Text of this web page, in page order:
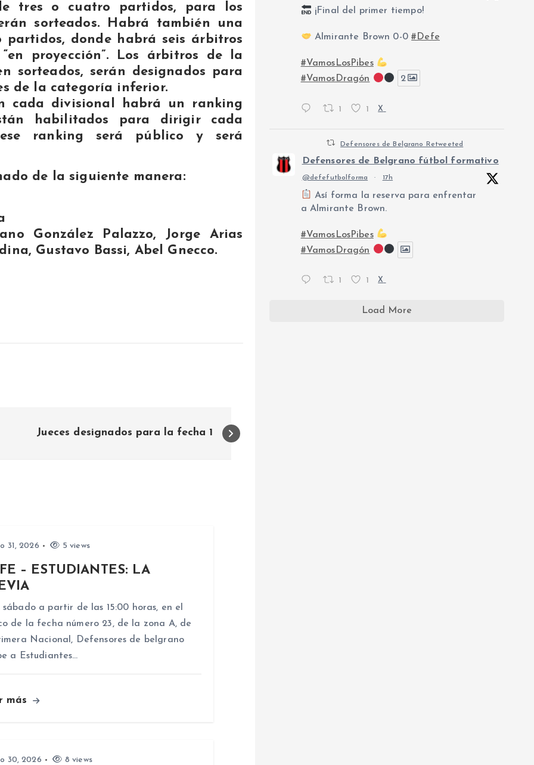
tres o cuatro partidos, para los
sorteados. Habrá también una
donde habrá seis árbitros
proyección”. Los árbitros de la
sorteados, serán designados para
de la categoría inferior.
cada divisional habrá un ranking
habilitados para dirigir cada
ranking será público y será
de la siguiente manera:
González Palazzo, Jorge Arias
Gustavo Bassi, Abel Gnecco.
Jueces designados para la fecha 1
31, 2026 5 views
– ESTUDIANTES: LA
sábado a partir de las 15:00 horas, en el
de la fecha número 23, de la zona A, de
Nacional, Defensores de belgrano
a Estudiantes…
más
30, 2026 8 views
¡Final del primer tiempo!
Almirante Brown 0-0#Defe
#VamosLosPibes
#VamosDragón
2
1 1 X
Defensores de Belgrano Retweeted
Defensores de Belgrano fútbol formativo
@defefutbolforma · 17h
Así forma la reserva para enfrentar
a Almirante Brown.
#VamosLosPibes
#VamosDragón
1 1 X
Load More